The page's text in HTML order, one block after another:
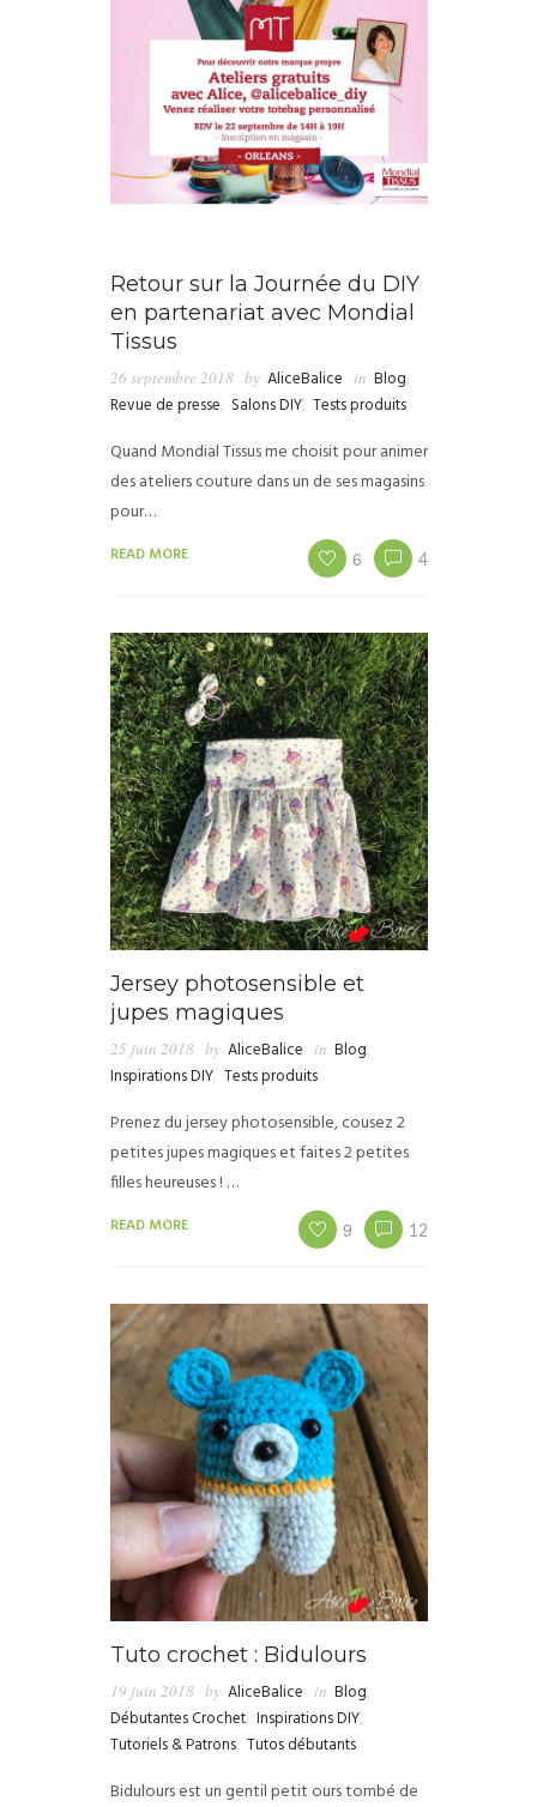
Retour sur la Journée du DIY
en partenariat avec Mondial
Tissus
26 septembre 2018 by AliceBalice in Blog,
Revue de presse, Salons DIY, Tests produits
Quand Mondial Tissus me choisit pour animer
des ateliers couture dans un de ses magasins
pour…
READ MORE 6 4
Jersey photosensible et
jupes magiques
25 juin 2018 by AliceBalice in Blog,
Inspirations DIY, Tests produits
Prenez du jersey photosensible, cousez 2
petites jupes magiques et faites 2 petites
filles heureuses ! …
READ MORE 9 12
Tuto crochet : Bidulours
19 juin 2018 by AliceBalice in Blog,
Débutantes Crochet, Inspirations DIY,
Tutoriels & Patrons, Tutos débutants
Bidulours est un gentil petit ours tombé de